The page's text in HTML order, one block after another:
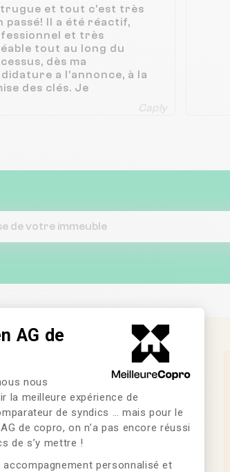
AG de
du Consentement
nous
la meilleure expérience de
de syndics … mais pour le
de copro, on n’a pas encore réussi
de s’y mettre !
personnalisé et
consent
et tout c’est très
passé! Il a été réactif,
et très
tout au long du
dès ma
a l’annonce, à la
des clés. Je
Caply